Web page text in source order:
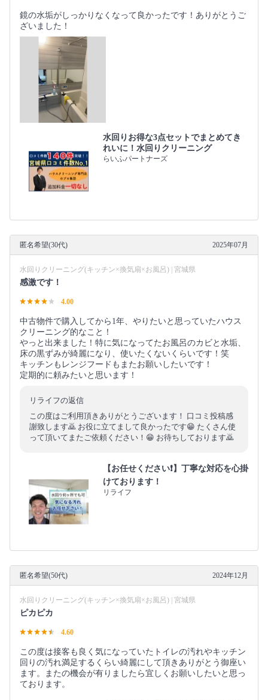
鏡の水垢がしっかりなくなって良かったです！ありがとうご
ざいました！
水回りお得な3点セットでまとめてき
れいに！水回りクリーニング
らいふパートナーズ
匿名希望(30代) 2025年07月
水回りクリーニング(キッチン×換気扇×お風呂) | 宮城県
感激です！
4.00
中古物件で購入してから1年、やりたいと思っていたハウス
クリーニング的なこと！
やっと出来ました！特に気になってたお風呂のカビと水垢、
床の黒ずみが綺麗になり、使いたくないくらいです！笑
キッチンもレンジフードもまたお願いしたいです！
定期的に頼みたいと思います！
リライフの返信
この度はご利用頂きありがとうございます！ 口コミ投稿感
謝致します🙇 お役に立てまして良かったです😁 たくさん使
って頂いてまたご依頼ください！😁 お待ちしております🙇
【お任せください❗️】丁寧な対応を心掛
けております！
リライフ
匿名希望(50代) 2024年12月
水回りクリーニング(キッチン×換気扇×お風呂) | 宮城県
ピカピカ
4.60
この度は接客も良く気になっていたトイレの汚れやキッチン
回りの汚れ満足するくらい綺麗にして頂きありがとう御座い
ます。またの機会が有りましたら宜しくお願いしたいと思っ
ております。